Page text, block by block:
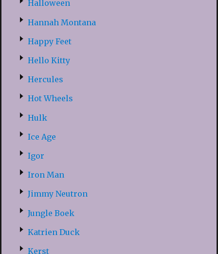
Halloween
Hannah Montana
Happy Feet
Hello Kitty
Hercules
Hot Wheels
Hulk
Ice Age
Igor
Iron Man
Jimmy Neutron
Jungle Boek
Katrien Duck
Kerst